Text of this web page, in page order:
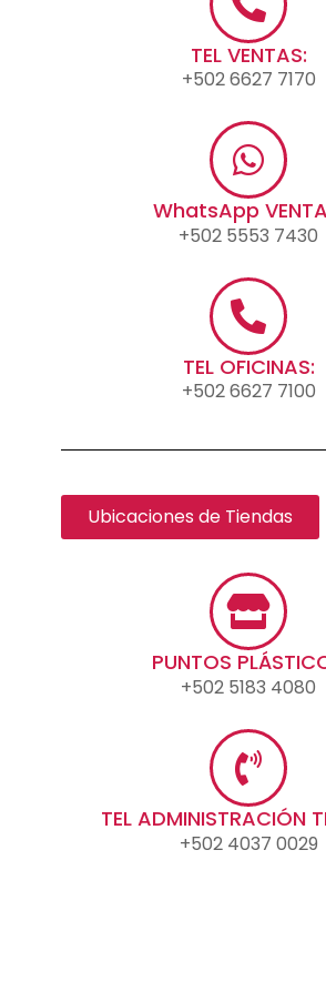
TEL VENTAS:
+502 6627 7170
WhatsApp
+502 5553 7430
TEL OFICINAS:
+502 6627 7100
Ubicaciones de Tiendas
PUNTOS
+502 5183 4080
TEL ADMINISTRACIÓN
+502 4037 0029